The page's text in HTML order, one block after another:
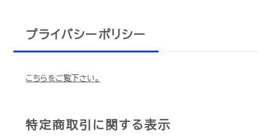
プライバシーポリシー
こちらをご覧下さい。
特定商取引に関する表示